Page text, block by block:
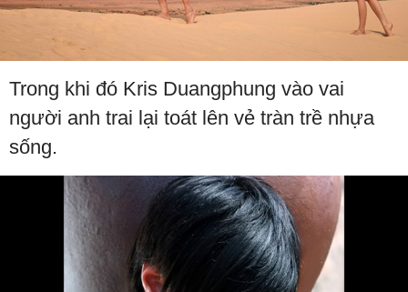
Trong khi đó Kris Duangphung vào vai
người anh trai lại toát lên vẻ tràn trề nhựa
sống.